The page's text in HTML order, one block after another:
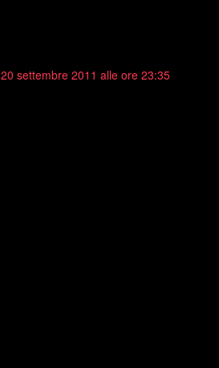
20 settembre 2011 alle ore 23:35